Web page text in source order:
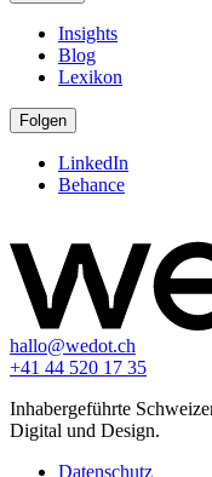
Insights
Blog
Lexikon
Folgen
LinkedIn
Behance
hallo@wedot.ch
+41 44 520 17 35
Inhabergeführte
Digital und Design.
Datenschutz